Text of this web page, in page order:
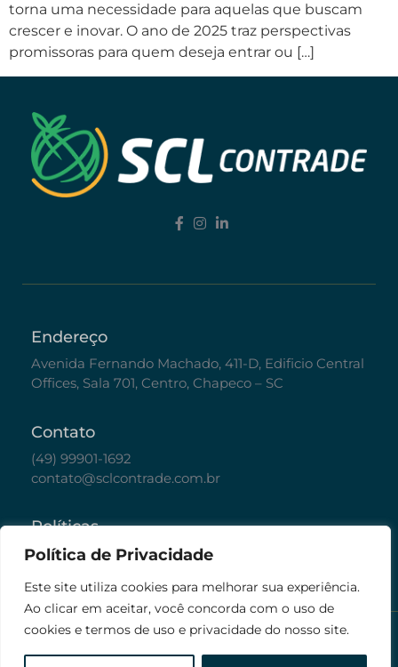
Política de Privacidade
Este site utiliza cookies para melhorar sua experiência.
Ao clicar em aceitar, você concorda com o uso de
cookies e termos de uso e privacidade do nosso site.
torna uma necessidade para aquelas que buscam
crescer e inovar. O ano de 2025 traz perspectivas
promissoras para quem deseja entrar ou […]
Endereço
Avenida Fernando Machado, 411-D, Edificio Central
Offices, Sala 701, Centro, Chapeco – SC
Contato
(49) 99901-1692
contato@sclcontrade.com.br
Políticas
Política de Privacidade
© Todos os direitos reservados. 2026 SCL
Contrade